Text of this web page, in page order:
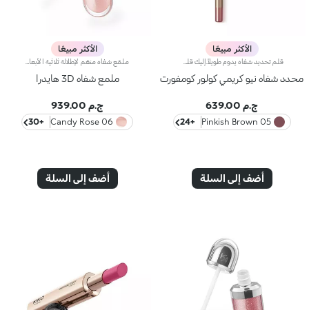
الأكثر مبيعًا
محدد شفاه نيو كريمي كولور كومفورت
ج.م 639.00
05 Pinkish Brown
+24
أضف إلى السلة
الأكثر مبيعًا
ملمع شفاه 3D هايدرا
ج.م 939.00
06 Candy Rose
+30
أضف إلى السلة